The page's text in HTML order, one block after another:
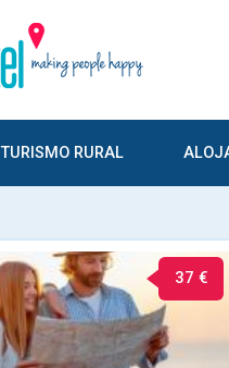
TURISMO RURAL
37 €